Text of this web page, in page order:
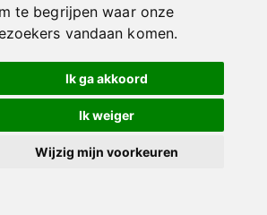
te begrijpen waar onze
vandaan komen.
Ik ga akkoord
Ik weiger
Wijzig mijn voorkeuren